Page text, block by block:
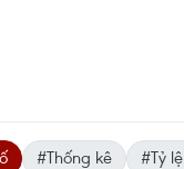
#Thống kê #Tỷ